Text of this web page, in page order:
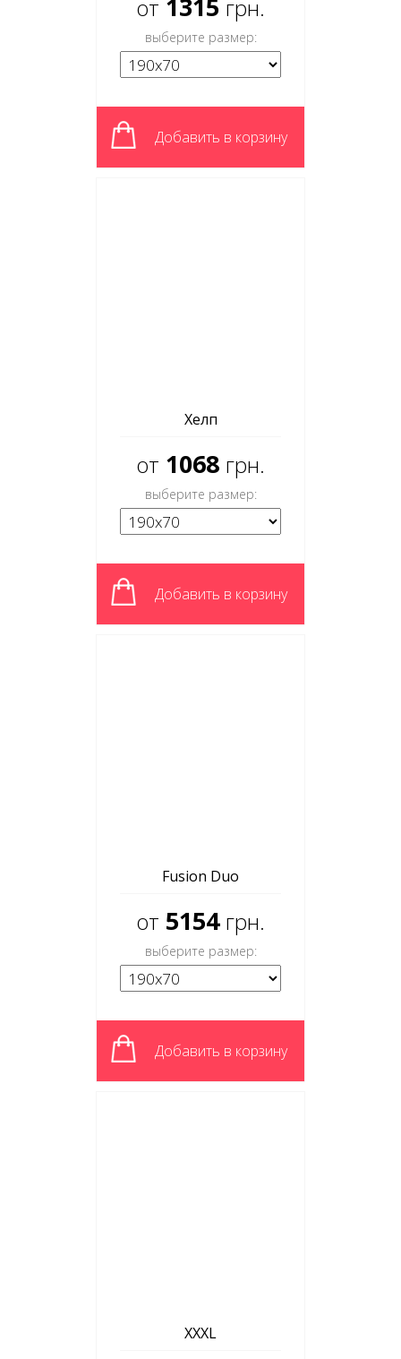
от грн.
выберите размер:
Добавить в корзину
Хелп
от 1068 грн.
выберите размер:
Добавить в корзину
Fusion Duo
от 5154 грн.
выберите размер:
Добавить в корзину
XXXL